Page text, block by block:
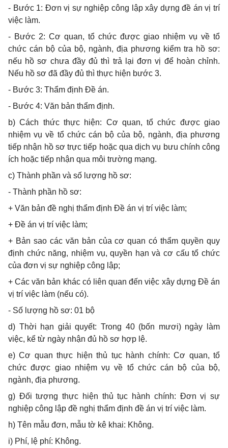
- Bước 1: Đơn vị sự nghiệp công lập xây dựng đề án vị trí
việc làm.
- Bước 2: Cơ quan, tổ chức được giao nhiệm vụ về tổ
chức cán bộ của bộ, ngành, địa phương kiểm tra hồ sơ:
nếu hồ sơ chưa đầy đủ thì trả lại đơn vị để hoàn chỉnh.
Nếu hồ sơ đã đầy đủ thì thực hiện bước 3.
- Bước 3: Thẩm định Đề án.
- Bước 4: Văn bản thẩm định.
b) Cách thức thực hiện: Cơ quan, tổ chức được giao
nhiệm vụ về tổ chức cán bộ của bộ, ngành, địa phương
tiếp nhận hồ sơ trực tiếp hoặc qua dịch vụ bưu chính công
ích hoặc tiếp nhận qua môi trường mạng.
c) Thành phần và số lượng hồ sơ:
- Thành phần hồ sơ:
+ Văn bản đề nghị thẩm định Đề án vị trí việc làm;
+ Đề án vị trí việc làm;
+ Bản sao các văn bản của cơ quan có thẩm quyền quy
định chức năng, nhiệm vụ, quyền hạn và cơ cấu tổ chức
của đơn vị sự nghiệp công lập;
+ Các văn bản khác có liên quan đến việc xây dựng Đề án
vị trí việc làm (nếu có).
- Số lượng hồ sơ: 01 bộ
d) Thời hạn giải quyết: Trong 40 (bốn mươi) ngày làm
việc, kể từ ngày nhận đủ hồ sơ hợp lệ.
e) Cơ quan thực hiện thủ tục hành chính: Cơ quan, tổ
chức được giao nhiệm vụ về tổ chức cán bộ của bộ,
ngành, địa phương.
g) Đối tượng thực hiện thủ tục hành chính: Đơn vị sự
nghiệp công lập đề nghị thẩm định đề án vị trí việc làm.
h) Tên mẫu đơn, mẫu tờ kê khai: Không.
i) Phí, lệ phí: Không.